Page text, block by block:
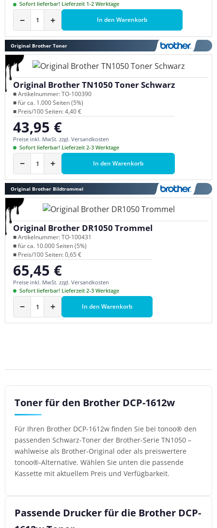
Sofort lieferbar! Lieferzeit 1-2 Werktage
− + In den Warenkorb
Original Brother Toner
Original Brother TN1050 Toner Schwarz
■ Artikelnummer: TO-100390
■ für ca. 1.000 Seiten (5%)
■ Preis/100 Seiten: 4,40 €
Regulärer Preis:
43,95 €
Preise inkl. MwSt. zzgl. Versandkosten
Sofort lieferbar! Lieferzeit 2-3 Werktage
− + In den Warenkorb
Original Brother Bildtrommel
Original Brother DR1050 Trommel
■ Artikelnummer: TO-100431
■ für ca. 10.000 Seiten (5%)
■ Preis/100 Seiten: 0,65 €
Regulärer Preis:
65,45 €
Preise inkl. MwSt. zzgl. Versandkosten
Sofort lieferbar! Lieferzeit 2-3 Werktage
− + In den Warenkorb
Toner für den Brother DCP-1612w
Für Ihren Brother DCP-1612w finden Sie bei tonoo® den
passenden Schwarz-Toner der Brother-Serie TN1050 –
wahlweise als Brother-Original oder als preiswertere
tonoo®-Alternative. Wählen Sie unten die passende
Kassette mit aktuellem Preis und Verfügbarkeit.
Passende Drucker für die Brother DCP-